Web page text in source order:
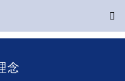
念